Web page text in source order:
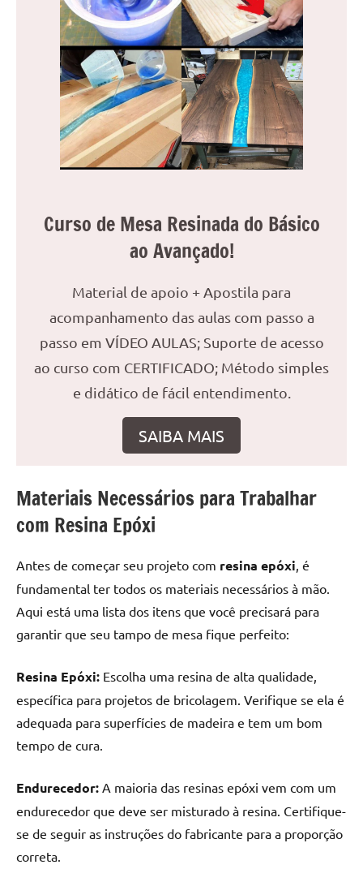
resinadas.
reuniões
lugares,
precisa
para
seu
ambiente
peças
únicas.
conteúdo
é
focado
em
práticas
e
tendências
Curso de Mesa Resinada do Básico
ao Avançado!
Material de apoio + Apostila para
acompanhamento das aulas com passo a
passo em VÍDEO AULAS; Suporte de acesso
ao curso com CERTIFICADO; Método simples
e didático de fácil entendimento.
SAIBA MAIS
Materiais Necessários para Trabalhar
com Resina Epóxi
Antes de começar seu projeto com resina epóxi, é
fundamental ter todos os materiais necessários à mão.
Aqui está uma lista dos itens que você precisará para
garantir que seu tampo de mesa fique perfeito:
Resina Epóxi: Escolha uma resina de alta qualidade,
específica para projetos de bricolagem. Verifique se ela é
adequada para superfícies de madeira e tem um bom
tempo de cura.
Endurecedor: A maioria das resinas epóxi vem com um
endurecedor que deve ser misturado à resina. Certifique-
se de seguir as instruções do fabricante para a proporção
correta.